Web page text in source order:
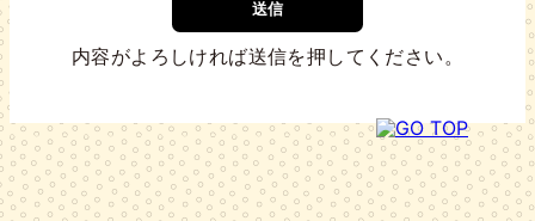
内容がよろしければ送信を押してください。